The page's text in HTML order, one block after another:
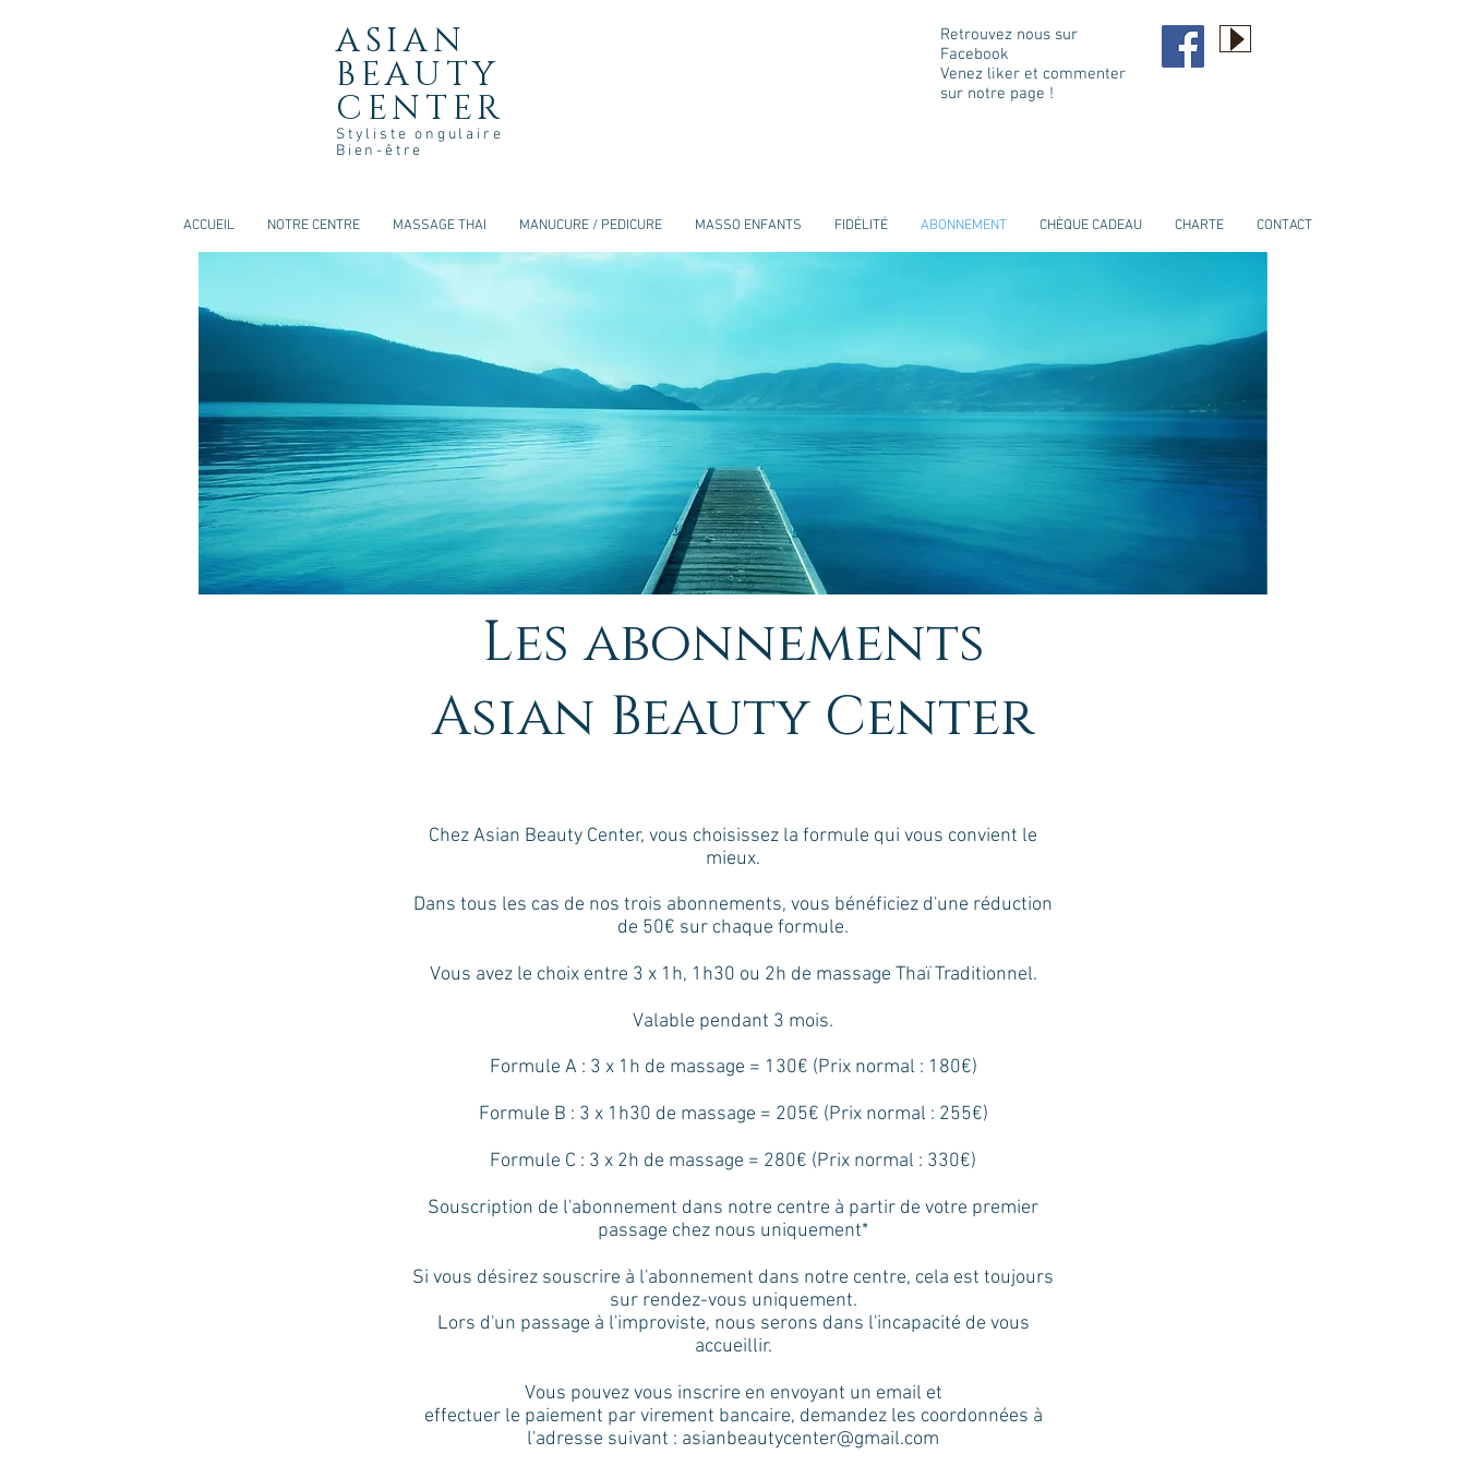
ASIAN
BEAUTY
CENTER
Styliste ongulaire
Bien-être
Retrouvez nous sur
Facebook
Venez liker et commenter
sur notre page !
ACCUEIL NOTRE CENTRE MASSAGE THAI MANUCURE / PEDICURE MASSO ENFANTS FIDÉLITÉ ABONNEMENT CHÈQUE CADEAU CHARTE CONTACT
Les abonnements
Asian Beauty Center
Chez Asian Beauty Center, vous choisissez la formule qui vous convient le
mieux.
Dans tous les cas de nos trois abonnements, vous bénéficiez d'une réduction
de 50€ sur chaque formule.
Vous avez le choix entre 3 x 1h, 1h30 ou 2h de massage Thaï Traditionnel.
Valable pendant 3 mois.
Formule A : 3 x 1h de massage = 130€ (Prix normal : 180€)
Formule B : 3 x 1h30 de massage = 205€ (Prix normal : 255€)
Formule C : 3 x 2h de massage = 280€ (Prix normal : 330€)
Souscription de l'abonnement dans notre centre à partir de votre premier
passage chez nous uniquement*
Si vous désirez souscrire à l'abonnement dans notre centre, cela est toujours
sur rendez-vous uniquement.
Lors d'un passage à l'improviste, nous serons dans l'incapacité de vous
accueillir.
Vous pouvez vous inscrire en envoyant un email et
effectuer le paiement par virement bancaire, demandez les coordonnées à
l'adresse suivant : asianbeautycenter@gmail.com